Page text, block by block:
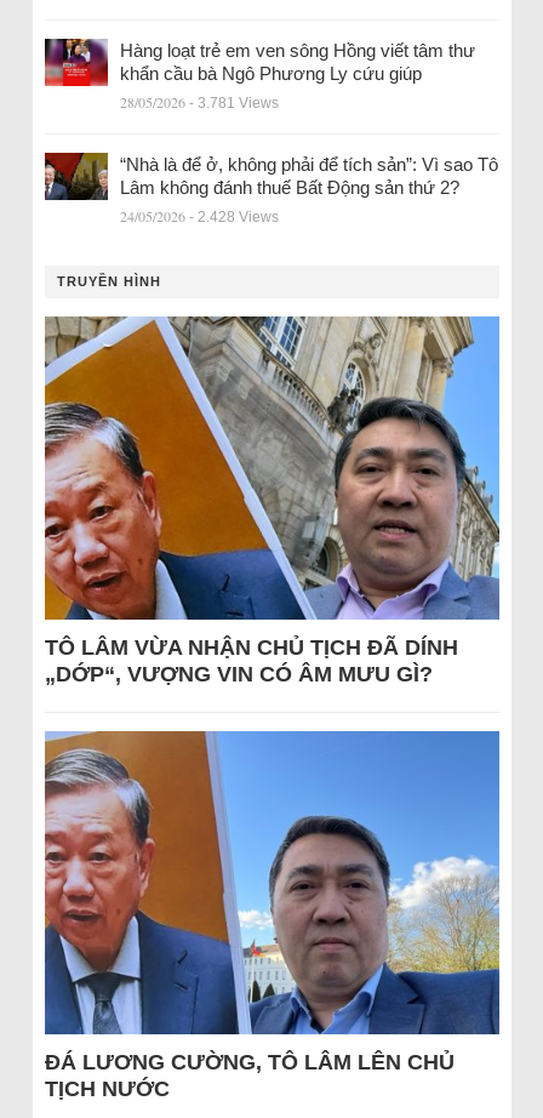
Hàng loạt trẻ em ven sông Hồng viết tâm thư
khẩn cầu bà Ngô Phương Ly cứu giúp
28/05/2026 - 3.781 Views
“Nhà là để ở, không phải để tích sản”: Vì sao Tô
Lâm không đánh thuế Bất Động sản thứ 2?
24/05/2026 - 2.428 Views
TRUYỀN HÌNH
TÔ LÂM VỪA NHẬN CHỦ TỊCH ĐÃ DÍNH
„DỚP“, VƯỢNG VIN CÓ ÂM MƯU GÌ?
ĐÁ LƯƠNG CƯỜNG, TÔ LÂM LÊN CHỦ
TỊCH NƯỚC